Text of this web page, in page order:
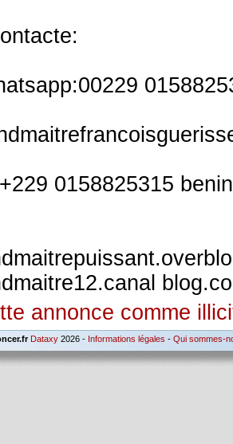
0158825315 benin
annonce comme
Dataxy 2026 - Informations légales - Qui sommes-